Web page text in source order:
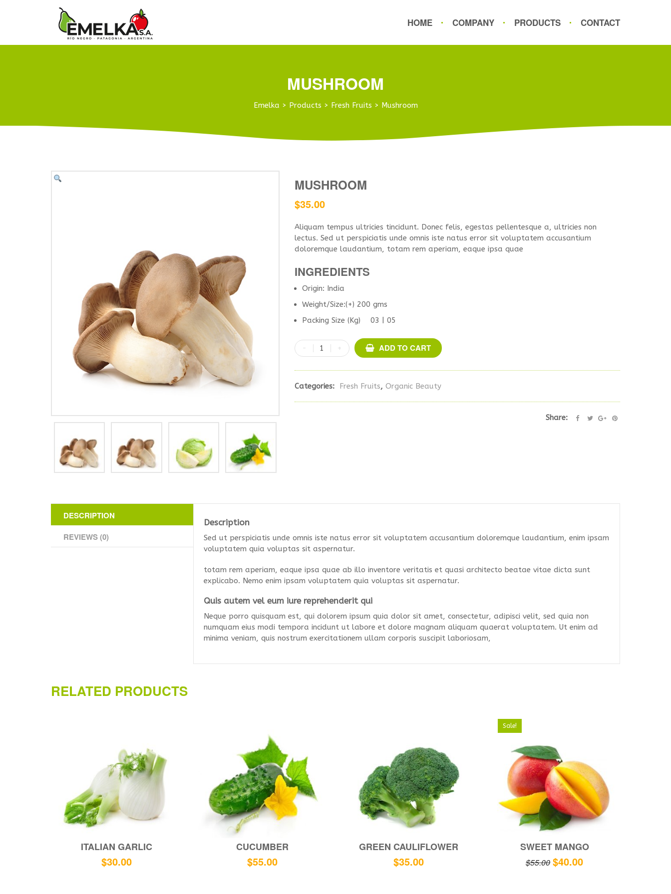
HOME COMPANY PRODUCTS CONTACT
MUSHROOM
Emelka > Products > Fresh Fruits > Mushroom
MUSHROOM
$35.00
Aliquam tempus ultricies tincidunt. Donec felis, egestas pellentesque a, ultricies non
lectus. Sed ut perspiciatis unde omnis iste natus error sit voluptatem accusantium
doloremque laudantium, totam rem aperiam, eaque ipsa quae
INGREDIENTS
Origin: India
Weight/Size:(+) 200 gms
Packing Size (Kg) 03 | 05
ADD TO CART
Categories: Fresh Fruits, Organic Beauty
Share:
DESCRIPTION
REVIEWS (0)
Description
Sed ut perspiciatis unde omnis iste natus error sit voluptatem accusantium doloremque laudantium, enim ipsam
voluptatem quia voluptas sit aspernatur.
totam rem aperiam, eaque ipsa quae ab illo inventore veritatis et quasi architecto beatae vitae dicta sunt
explicabo. Nemo enim ipsam voluptatem quia voluptas sit aspernatur.
Quis autem vel eum iure reprehenderit qui
Neque porro quisquam est, qui dolorem ipsum quia dolor sit amet, consectetur, adipisci velit, sed quia non
numquam eius modi tempora incidunt ut labore et dolore magnam aliquam quaerat voluptatem. Ut enim ad
minima veniam, quis nostrum exercitationem ullam corporis suscipit laboriosam,
RELATED PRODUCTS
ITALIAN GARLIC
$30.00
CUCUMBER
$55.00
GREEN CAULIFLOWER
$35.00
Sale!
SWEET MANGO
$55.00 $40.00